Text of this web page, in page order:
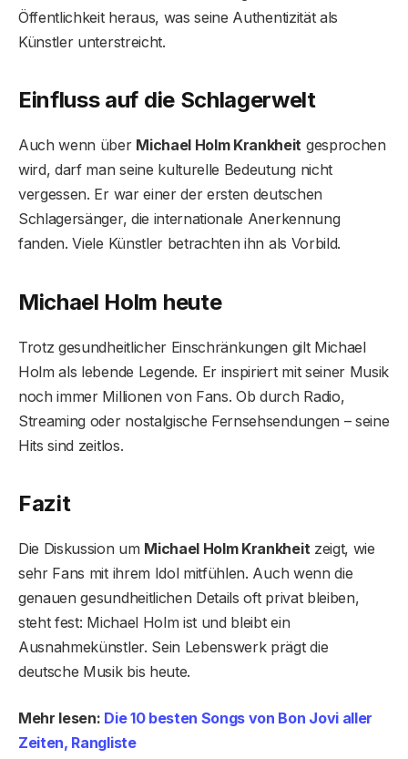
Öffentlichkeit heraus, was seine Authentizität als
Künstler unterstreicht.
Einfluss auf die Schlagerwelt
Auch wenn über Michael Holm Krankheit gesprochen
wird, darf man seine kulturelle Bedeutung nicht
vergessen. Er war einer der ersten deutschen
Schlagersänger, die internationale Anerkennung
fanden. Viele Künstler betrachten ihn als Vorbild.
Michael Holm heute
Trotz gesundheitlicher Einschränkungen gilt Michael
Holm als lebende Legende. Er inspiriert mit seiner Musik
noch immer Millionen von Fans. Ob durch Radio,
Streaming oder nostalgische Fernsehsendungen – seine
Hits sind zeitlos.
Fazit
Die Diskussion um Michael Holm Krankheitzeigt, wie
sehr Fans mit ihrem Idol mitfühlen. Auch wenn die
genauen gesundheitlichen Details oft privat bleiben,
steht fest: Michael Holm ist und bleibt ein
Ausnahmekünstler. Sein Lebenswerk prägt die
deutsche Musik bis heute.
Mehr lesen: Die 10 besten Songs von Bon Jovi aller
Zeiten, Rangliste